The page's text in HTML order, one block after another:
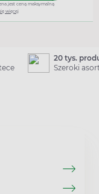
jest ceną maksymalną
więcej
20 tys.
Szeroki